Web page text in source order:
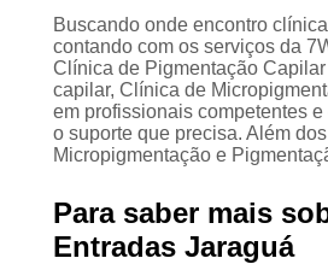
Buscando onde encontro
contando com os serviços da
Clínica de Pigmentação
capilar, Clínica de
em profissionais competentes
o suporte que precisa. Além
Micropigmentação e
Para saber mais
Entradas Jaraguá